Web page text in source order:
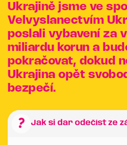
Ukrajině jsme ve
Velvyslanectvím
poslali vybavení za
miliardu korun a
pokračovat, dokud
Ukrajina opět
bezpečí.
question_mark Jak si dar odečíst ze